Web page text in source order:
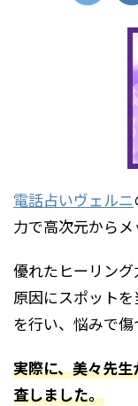
電話占いヴェルニ
力で高次元からメ
優れたヒーリン
原因にスポット
を行い、悩みで傷
実際に、美々先
査しました。